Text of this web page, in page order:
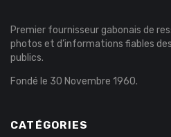
Premier fournisseur gabonais de
photos et d’informations fiables
publics.
Fondé le 30 Novembre 1960.
CATÉGORIES